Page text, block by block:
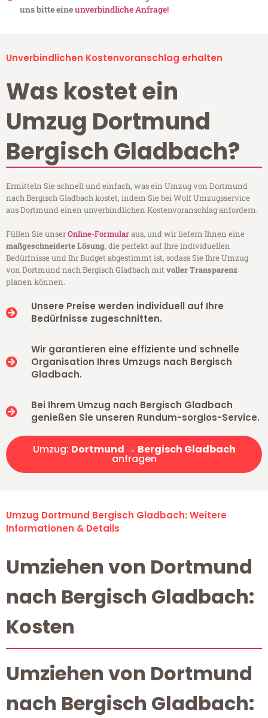
uns bitte eineunverbindliche Anfrage!
Unverbindlichen Kostenvoranschlag erhalten
Was kostet ein
Umzug Dortmund
Bergisch Gladbach?
Ermitteln Sie schnell und einfach, was ein Umzug von Dortmund
nach Bergisch Gladbach kostet, indem Sie bei Wolf Umzugsservice
aus Dortmund einen unverbindlichen Kostenvoranschlag anfordern.
Füllen Sie unserOnline-Formularaus, und wir liefern Ihnen eine
maßgeschneiderte Lösung, die perfekt auf Ihre individuellen
Bedürfnisse und Ihr Budget abgestimmt ist, sodass Sie Ihre Umzug
von Dortmund nach Bergisch Gladbach mitvoller Transparenz
planen können.
Unsere Preise werden individuell auf Ihre
Bedürfnisse zugeschnitten.
Wir garantieren eine effiziente und schnelle
Organisation Ihres Umzugs nach Bergisch
Gladbach.
Bei Ihrem Umzug nach Bergisch Gladbach
genießen Sie unseren Rundum-sorglos-Service.
Umzug: Dortmund → Bergisch Gladbach
anfragen
Umzug Dortmund Bergisch Gladbach: Weitere
Informationen & Details
Umziehen von Dortmund
nach Bergisch Gladbach:
Kosten
Umziehen von Dortmund
nach Bergisch Gladbach: